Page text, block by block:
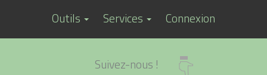
Outils
Services Connexion
Suivez-nous !